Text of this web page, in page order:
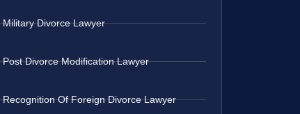
Military Divorce Lawyer
Post Divorce Modification Lawyer
Recognition Of Foreign Divorce Lawyer